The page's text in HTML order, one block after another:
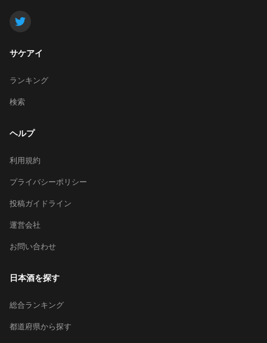
サケアイ
ランキング
検索
ヘルプ
利用規約
プライバシーポリシー
投稿ガイドライン
運営会社
お問い合わせ
日本酒を探す
総合ランキング
都道府県から探す